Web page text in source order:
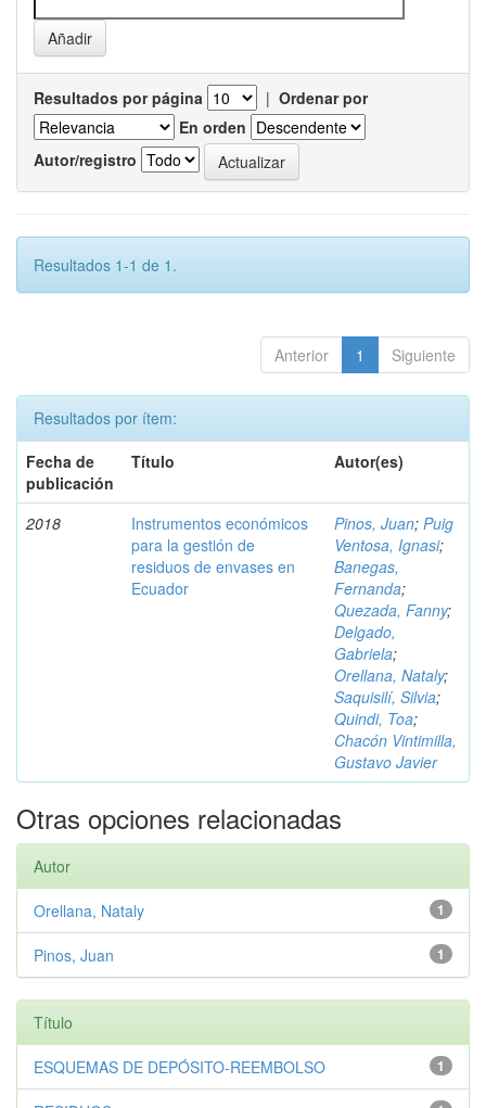
Resultados por página | Ordenar por
En orden
Autor/registro
Resultados 1-1 de 1.
Anterior 1 Siguiente
Resultados por ítem:
Fecha de
publicación
Título Autor(es)
2018
Instrumentos económicos
para la gestión de
residuos de envases en
Ecuador
Pinos, Juan; Puig
Ventosa, Ignasi;
Banegas,
Fernanda;
Quezada, Fanny;
Delgado,
Gabriela;
Orellana, Nataly;
Saquisilí, Silvia;
Quindi, Toa;
Chacón Vintimilla,
Gustavo Javier
Otras opciones relacionadas
Autor
1
Orellana, Nataly
1
Pinos, Juan
Título
1
ESQUEMAS DE DEPÓSITO-REEMBOLSO